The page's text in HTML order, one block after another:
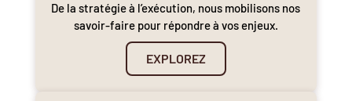
De la stratégie à l’exécution, nous mobilisons nos
savoir-faire pour répondre à vos enjeux.
EXPLOREZ